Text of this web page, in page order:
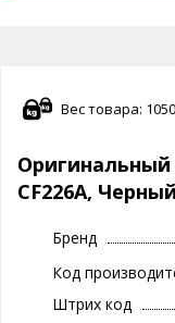
Вес товара:
CF226A, Черный
Бренд
Код
Штрих код